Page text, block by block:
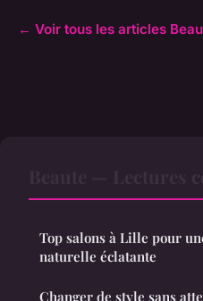
← Voir tous les articles
Top salons à Lille pour
naturelle éclatante
Changer de style sans